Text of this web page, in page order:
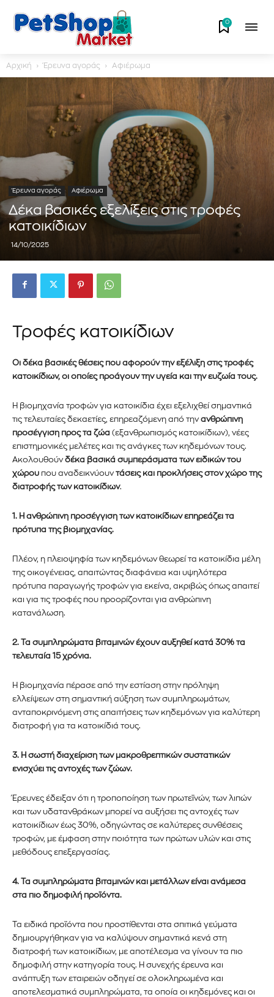
0
Αρχική Έρευνα αγοράς Αφιέρωμα
Έρευνα αγοράς Αφιέρωμα
Δέκα βασικές εξελίξεις στις τροφές
κατοικίδιων
14/10/2025
Τροφές κατοικίδιων
Οι δέκα βασικές θέσεις που αφορούν την εξέλιξη στις τροφές
κατοικίδιων, οι οποίες προάγουν την υγεία και την ευζωία τους.
Η βιομηχανία τροφών για κατοικίδια έχει εξελιχθεί σημαντικά
τις τελευταίες δεκαετίες, επηρεαζόμενη από τηνανθρώπινη
προσέγγιση προς τα ζώα (εξανθρωπισμός κατοικίδιων), νέες
επιστημονικές μελέτες και τις ανάγκες των κηδεμόνων τους.
Ακολουθούνδέκα βασικά συμπεράσματα των ειδικών του
χώρου που αναδεικνύουντάσεις και προκλήσεις στον χώρο της
διατροφής των κατοικίδιων.
1. Η ανθρώπινη προσέγγιση των κατοικίδιων επηρεάζει τα
πρότυπα της βιομηχανίας.
Πλέον, η πλειοψηφία των κηδεμόνων θεωρεί τα κατοικίδια μέλη
της οικογένειας, απαιτώντας διαφάνεια και υψηλότερα
πρότυπα παραγωγής τροφώνγια εκείνα, ακριβώς όπως απαιτεί
και για τις τροφές που προορίζονται για ανθρώπινη
κατανάλωση.
2. Τα συμπληρώματα βιταμινών έχουν αυξηθεί κατά 30% τα
τελευταία 15 χρόνια.
Η βιομηχανία πέρασε από την εστίαση στην πρόληψη
ελλείψεων στη σημαντική αύξηση των συμπληρωμάτων,
ανταποκρινόμενη στις απαιτήσεις των κηδεμόνων για καλύτερη
διατροφή για τα κατοικίδιά τους.
3. Η σωστή διαχείριση των μακροθρεπτικών συστατικών
ενισχύει τις αντοχές των ζώων.
Έρευνες έδειξαν ότι η τροποποίηση των πρωτεϊνών, των λιπών
και των υδατανθράκων μπορεί να αυξήσει τις αντοχές των
κατοικίδιων έως 30%, οδηγώντας σε καλύτερες συνθέσεις
τροφών, με έμφαση στην ποιότητα των πρώτων υλών και στις
μεθόδους επεξεργασίας.
4. Τα συμπληρώματα βιταμινών και μετάλλων είναι ανάμεσα
στα πιο δημοφιλή προϊόντα.
Τα ειδικά προϊόντα που προστίθενται στα σπιτικά γεύματα
δημιουργήθηκαν για να καλύψουν σημαντικά κενά στη
διατροφή των κατοικίδιων, με αποτέλεσμα να γίνουν τα πιο
δημοφιλή στην κατηγορία τους. Η συνεχής έρευνα και
ανάπτυξη των εταιρειών οδηγεί σε ολοκληρωμένα και
αποτελεσματικά συμπληρώματα, τα οποία οι κηδεμόνες και οι